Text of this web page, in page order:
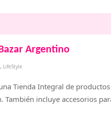
Argentino
, LifeStyle
Tienda Integral de
incluye accesorios